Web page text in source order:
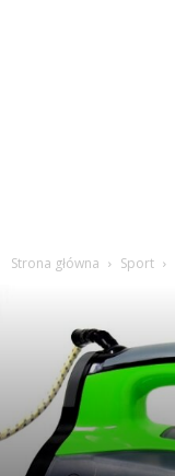
Strona główna Sport